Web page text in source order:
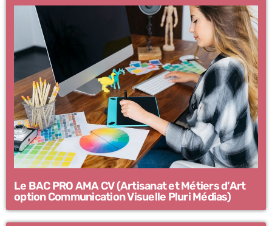
Le BAC PRO AMA CV (Artisanat et Métiers d’Art
option Communication Visuelle Pluri Médias)